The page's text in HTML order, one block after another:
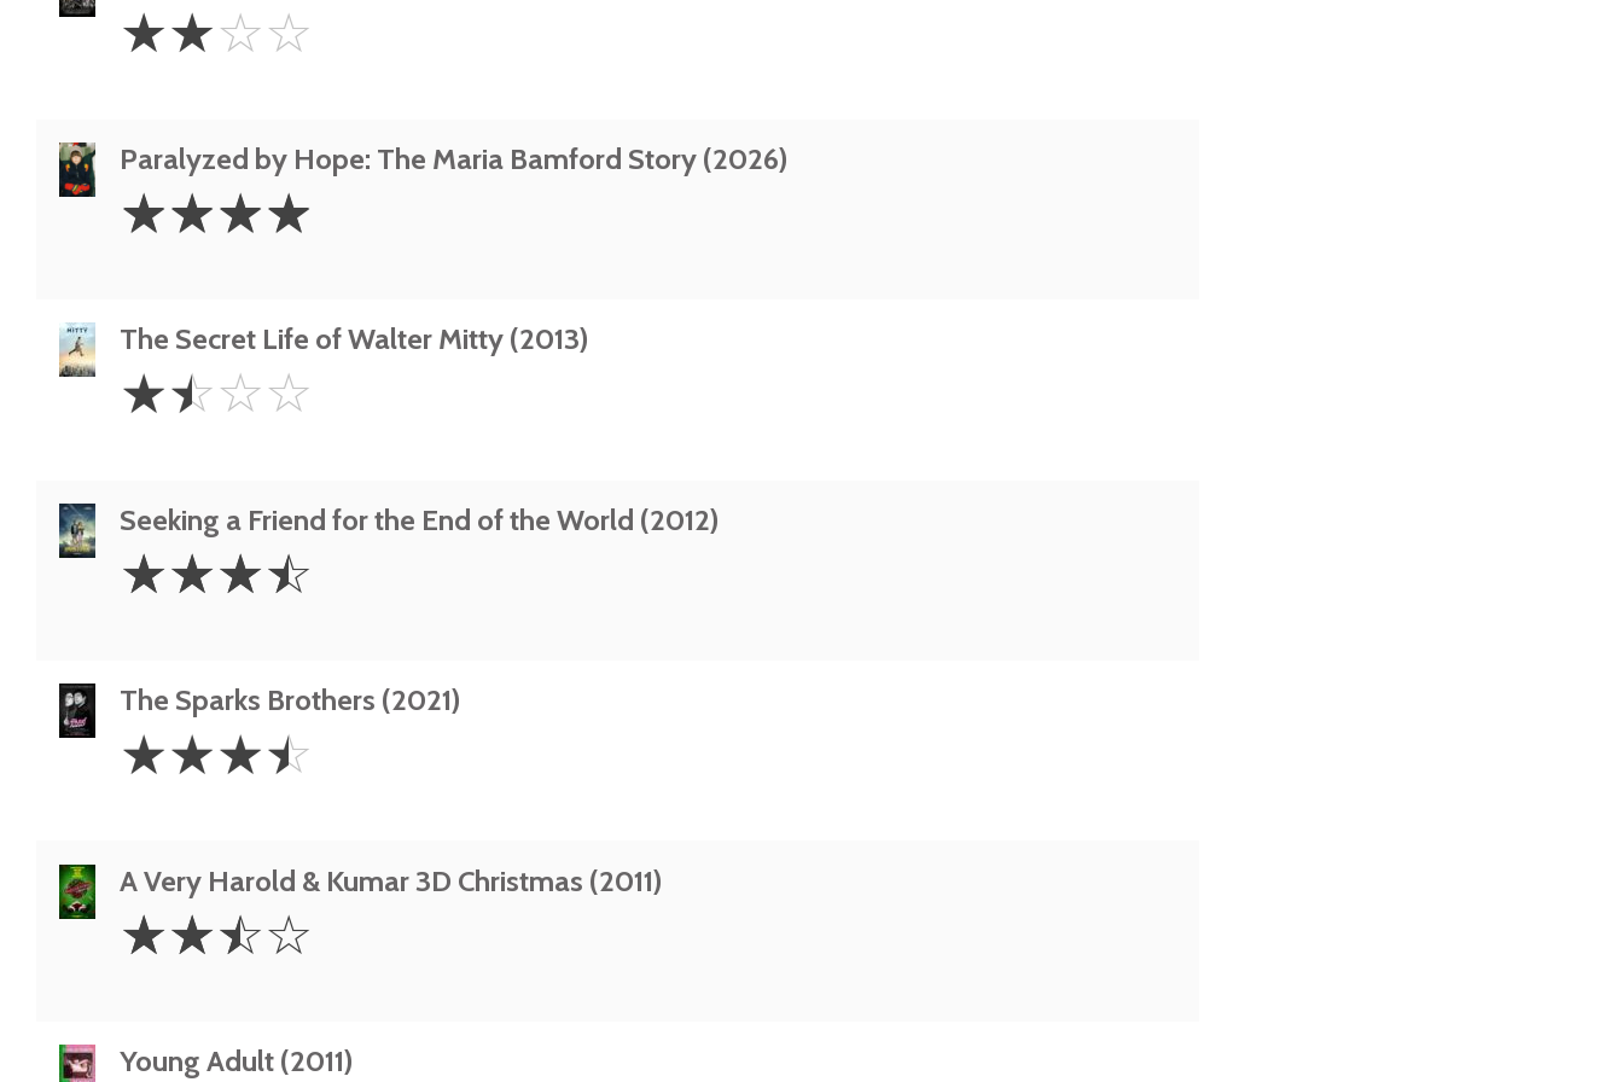
Stars
☆☆☆☆
Paralyzed by Hope: The Maria Bamford Story (2026)
Stars
☆☆☆☆
The Secret Life of Walter Mitty (2013)
1.5
Stars
☆☆☆☆
Seeking a Friend for the End of the World (2012)
3.5
Stars
☆☆☆☆
The Sparks Brothers (2021)
3.5
Stars
☆☆☆☆
A Very Harold & Kumar 3D Christmas (2011)
2.5
Stars
☆☆☆☆
Young Adult (2011)